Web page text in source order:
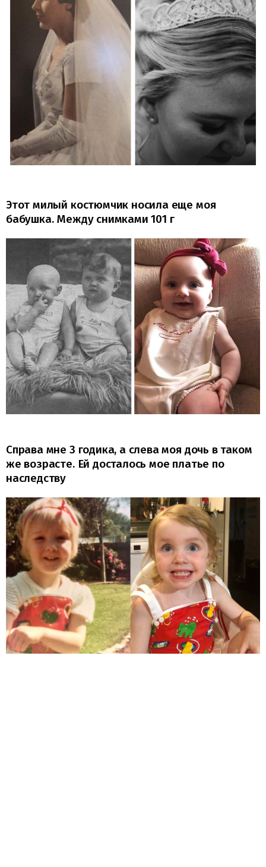
Этот милый костюмчик носила еще моя
бабушка. Между снимками 101 г
Справа мне 3 годика, а слева моя дочь в таком
же возрасте. Ей досталось мое платье по
наследству